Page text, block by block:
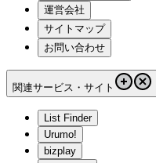
運営会社
サイトマップ
お問い合わせ
関連サービス・サイト
List Finder
Urumo!
bizplay